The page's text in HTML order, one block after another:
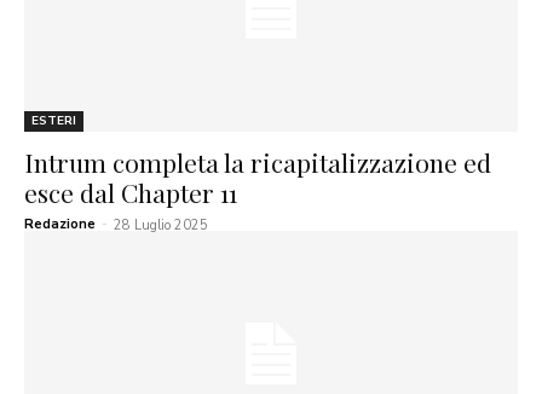
ESTERI
Intrum completa la ricapitalizzazione ed
esce dal Chapter 11
Redazione - 28 Luglio 2025